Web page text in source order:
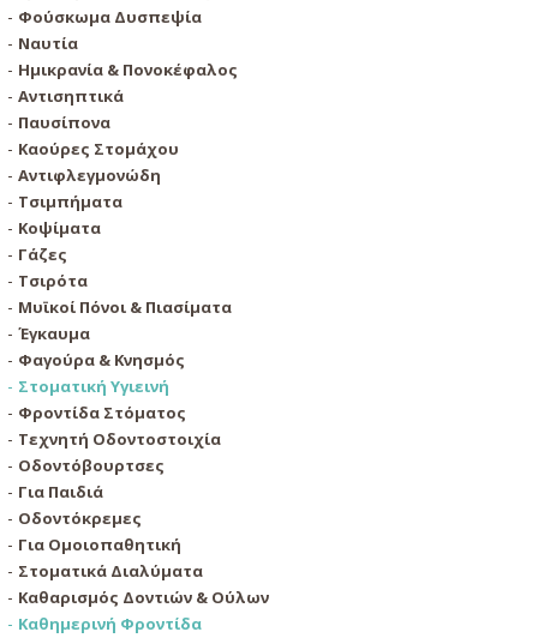
Φούσκωμα Δυσπεψία
Ναυτία
Ημικρανία & Πονοκέφαλος
Αντισηπτικά
Παυσίπονα
Καούρες Στομάχου
Αντιφλεγμονώδη
Τσιμπήματα
Κοψίματα
Γάζες
Τσιρότα
Μυϊκοί Πόνοι & Πιασίματα
Έγκαυμα
Φαγούρα & Κνησμός
Στοματική Υγιεινή
Φροντίδα Στόματος
Τεχνητή Οδοντοστοιχία
Οδοντόβουρτσες
Για Παιδιά
Οδοντόκρεμες
Για Ομοιοπαθητική
Στοματικά Διαλύματα
Καθαρισμός Δοντιών & Ούλων
Καθημερινή Φροντίδα